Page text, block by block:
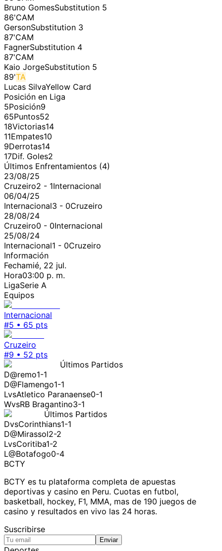
Bruno GomesSubstitution 5
86'CAM
GersonSubstitution 3
87'CAM
FagnerSubstitution 4
87'CAM
Kaio JorgeSubstitution 5
89'TA
Lucas SilvaYellow Card
Posición en Liga
5Posición9
65Puntos52
18Victorias14
11Empates10
9Derrotas14
17Dif. Goles2
Últimos Enfrentamientos (4)
23/08/25
Cruzeiro2 - 1Internacional
06/04/25
Internacional3 - 0Cruzeiro
28/08/24
Cruzeiro0 - 0Internacional
25/08/24
Internacional1 - 0Cruzeiro
Información
Fechamié, 22 jul.
Hora03:00 p. m.
LigaSerie A
Equipos
Internacional
#5 • 65 pts
Cruzeiro
#9 • 52 pts
Últimos Partidos
D@remo1-1
D@Flamengo1-1
LvsAtletico Paranaense0-1
WvsRB Bragantino3-1
Últimos Partidos
DvsCorinthians1-1
D@Mirassol2-2
LvsCoritiba1-2
L@Botafogo0-4
BCTY
BCTY es tu plataforma completa de apuestas
deportivas y casino en Peru. Cuotas en futbol,
basketball, hockey, F1, MMA, mas de 190 juegos de
casino y resultados en vivo las 24 horas.
Suscribirse
Enviar